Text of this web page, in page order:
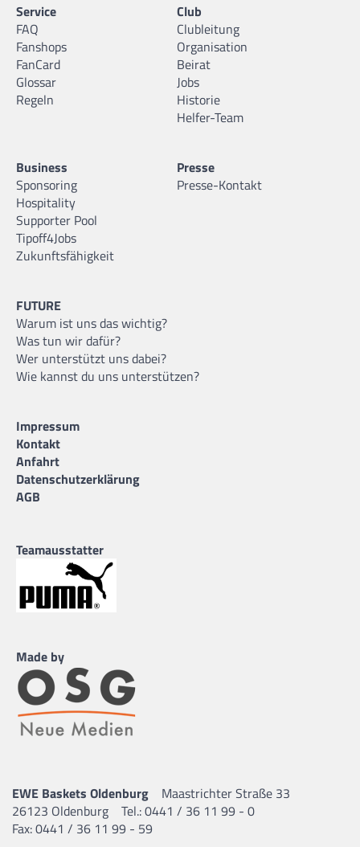
Service
FAQ
Fanshops
FanCard
Glossar
Regeln
Club
Clubleitung
Organisation
Beirat
Jobs
Historie
Helfer-Team
Business
Sponsoring
Hospitality
Supporter Pool
Tipoff4Jobs
Zukunftsfähigkeit
Presse
Presse-Kontakt
FUTURE
Warum ist uns das wichtig?
Was tun wir dafür?
Wer unterstützt uns dabei?
Wie kannst du uns unterstützen?
Impressum
Kontakt
Anfahrt
Datenschutzerklärung
AGB
Teamausstatter
Made by
EWE Baskets Oldenburg
Maastrichter Straße 33
26123 Oldenburg
Tel.: 0441 / 36 11 99 - 0
Fax: 0441 / 36 11 99 - 59